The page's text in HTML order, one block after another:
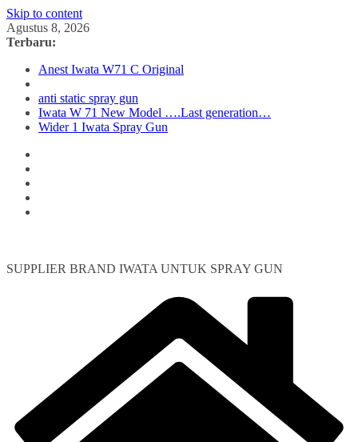
Skip to content
Agustus 8, 2026
Terbaru:
Anest Iwata W71 C Original
anti static spray gun
Iwata W 71 New Model ….Last generation…
Wider 1 Iwata Spray Gun
SUPPLIER BRAND IWATA UNTUK SPRAY GUN